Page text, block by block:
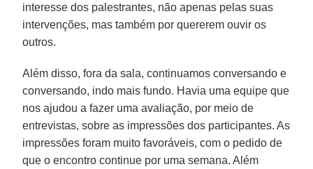
interesse dos palestrantes, não apenas pelas suas
intervenções, mas também por quererem ouvir os
outros.
Além disso, fora da sala, continuamos conversando e
conversando, indo mais fundo. Havia uma equipe que
nos ajudou a fazer uma avaliação, por meio de
entrevistas, sobre as impressões dos participantes. As
impressões foram muito favoráveis, com o pedido de
que o encontro continue por uma semana. Além